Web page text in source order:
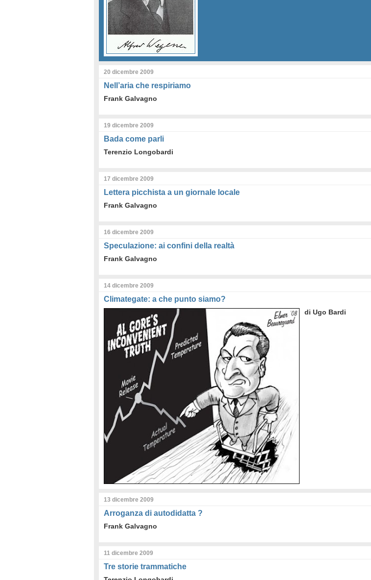
20 dicembre 2009
Nell’aria che respiriamo
Frank Galvagno
19 dicembre 2009
Bada come parli
Terenzio Longobardi
17 dicembre 2009
Lettera picchista a un giornale locale
Frank Galvagno
16 dicembre 2009
Speculazione: ai confini della realtà
Frank Galvagno
14 dicembre 2009
Climategate: a che punto siamo?
di Ugo Bardi
13 dicembre 2009
Arroganza di autodidatta ?
Frank Galvagno
11 dicembre 2009
Tre storie trammatiche